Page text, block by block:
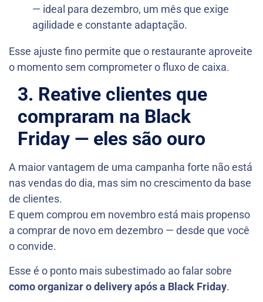
— ideal para dezembro, um mês que exige
agilidade e constante adaptação.
Esse ajuste fino permite que o restaurante aproveite
o momento sem comprometer o fluxo de caixa.
3. Reative clientes que
compraram na Black
Friday — eles são ouro
A maior vantagem de uma campanha forte não está
nas vendas do dia, mas sim no crescimento da base
de clientes.
E quem comprou em novembro está mais propenso
a comprar de novo em dezembro — desde que você
o convide.
Esse é o ponto mais subestimado ao falar sobre
como organizar o delivery após a Black Friday.